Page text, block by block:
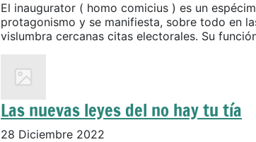
El inaugurator ( homo comicius ) es un
protagonismo y se manifiesta, sobre todo en
vislumbra cercanas citas electorales. Su
Las nuevas leyes del no hay tu tía
28 Diciembre 2022